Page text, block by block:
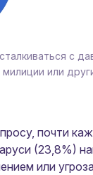
с
или
почти
(23,8%)
или